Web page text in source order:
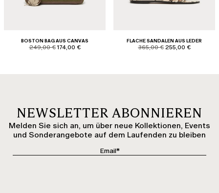
BOSTON BAG AUS CANVAS
product.price.original
249,00 €product.price.sale
174,00 €
FLACHE SANDALEN AUS LEDER
product.price.original
365,00 € product.price.sale
255,00 €
NEWSLETTER ABONNIEREN
Melden Sie sich an, um über neue Kollektionen, Events
und Sonderangebote auf dem Laufenden zu bleiben